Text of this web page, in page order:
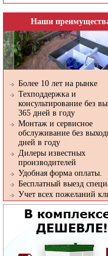
Наши
Более 10 лет на рынке
Техподдержка и
консультирование без
365 дней в году
Монтаж и сервисное
обслуживание без
дней в году
Дилеры известных
производителей
Удобная форма оплаты.
Бесплатный выезд
Учет всех пожеланий